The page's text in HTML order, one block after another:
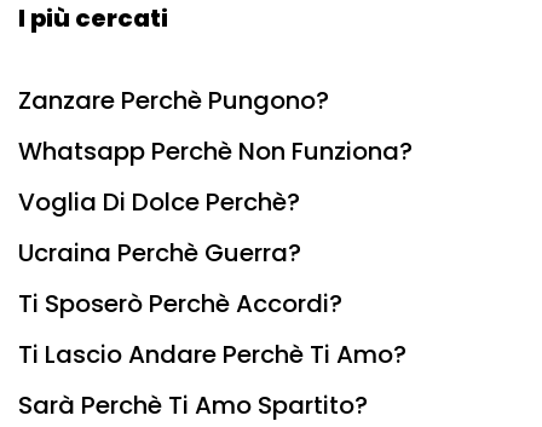
I più cercati
Zanzare Perchè Pungono?
Whatsapp Perchè Non Funziona?
Voglia Di Dolce Perchè?
Ucraina Perchè Guerra?
Ti Sposerò Perchè Accordi?
Ti Lascio Andare Perchè Ti Amo?
Sarà Perchè Ti Amo Spartito?